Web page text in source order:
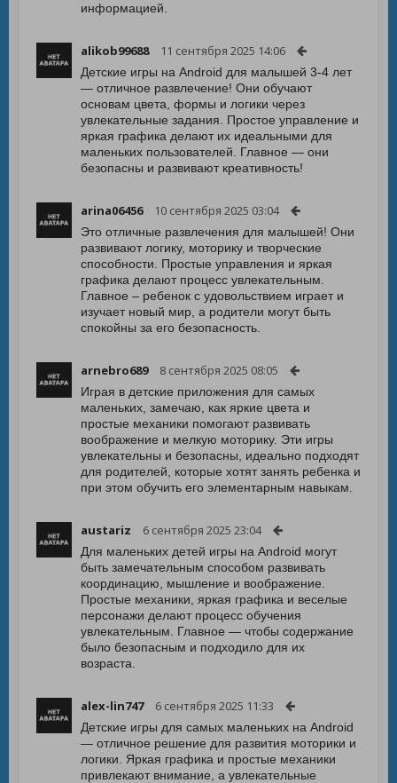
информацией.
alikob99688 11 сентября 2025 14:06
Детские игры на Android для малышей 3-4 лет
— отличное развлечение! Они обучают
основам цвета, формы и логики через
увлекательные задания. Простое управление и
яркая графика делают их идеальными для
маленьких пользователей. Главное — они
безопасны и развивают креативность!
arina06456 10 сентября 2025 03:04
Это отличные развлечения для малышей! Они
развивают логику, моторику и творческие
способности. Простые управления и яркая
графика делают процесс увлекательным.
Главное – ребенок с удовольствием играет и
изучает новый мир, а родители могут быть
спокойны за его безопасность.
arnebro689 8 сентября 2025 08:05
Играя в детские приложения для самых
маленьких, замечаю, как яркие цвета и
простые механики помогают развивать
воображение и мелкую моторику. Эти игры
увлекательны и безопасны, идеально подходят
для родителей, которые хотят занять ребенка и
при этом обучить его элементарным навыкам.
austariz 6 сентября 2025 23:04
Для маленьких детей игры на Android могут
быть замечательным способом развивать
координацию, мышление и воображение.
Простые механики, яркая графика и веселые
персонажи делают процесс обучения
увлекательным. Главное — чтобы содержание
было безопасным и подходило для их
возраста.
alex-lin747 6 сентября 2025 11:33
Детские игры для самых маленьких на Android
— отличное решение для развития моторики и
логики. Яркая графика и простые механики
привлекают внимание, а увлекательные